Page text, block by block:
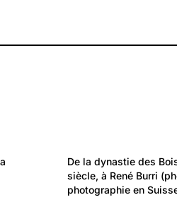
Temps libre et culture:
Ils ont fait l'histoire
Suisse
De la dynastie des
siècle, à René Burri
photographie en